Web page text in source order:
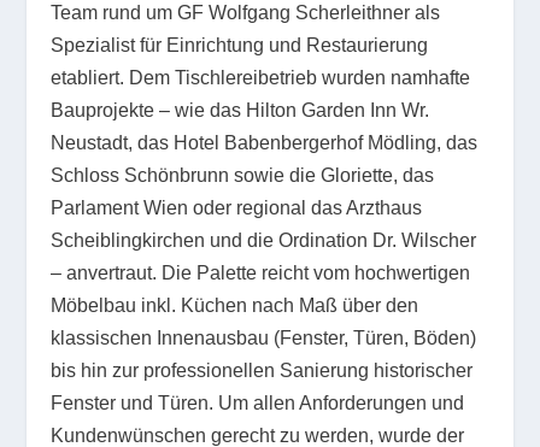
Team rund um GF Wolfgang Scherleithner als
Spezialist für Einrichtung und Restaurierung
etabliert. Dem Tischlereibetrieb wurden namhafte
Bauprojekte – wie das Hilton Garden Inn Wr.
Neustadt, das Hotel Babenbergerhof Mödling, das
Schloss Schönbrunn sowie die Gloriette, das
Parlament Wien oder regional das Arzthaus
Scheiblingkirchen und die Ordination Dr. Wilscher
– anvertraut. Die Palette reicht vom hochwertigen
Möbelbau inkl. Küchen nach Maß über den
klassischen Innenausbau (Fenster, Türen, Böden)
bis hin zur professionellen Sanierung historischer
Fenster und Türen. Um allen Anforderungen und
Kundenwünschen gerecht zu werden, wurde der